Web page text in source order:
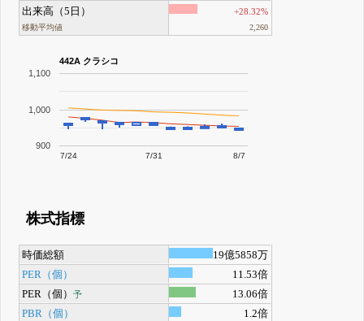
出来高（5日）
移動平均値
+28.32%
2,260
442A クラシコ
7/24 7/31 8/7
900
1,000
1,100
株式指標
時価総額
19億5858万
PER（個）
11.53倍
PER（個）予
13.06倍
PBR（個）
1.2倍